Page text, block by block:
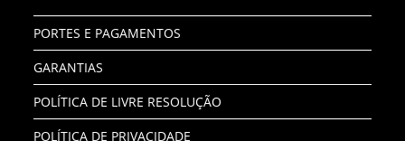
PORTES E PAGAMENTOS
GARANTIAS
POLÍTICA DE LIVRE RESOLUÇÃO
POLÍTICA DE PRIVACIDADE